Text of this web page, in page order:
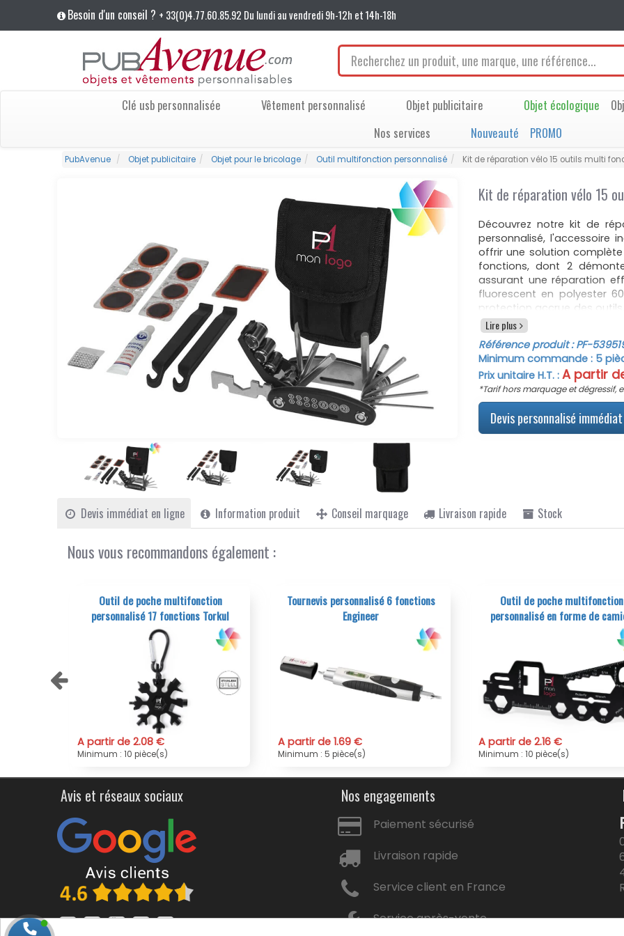
Besoin d'un conseil ? + 33(0)4.77.60.85.92 Du lundi au vendredi 9h-12h et 14h-18h
Clé usb personnalisée Vêtement personnalisé Objet publicitaire Objet écologique
Nos services
Nouveauté PROMO
PubAvenue Objet publicitaire Objet pour le bricolage Outil multifonction personnalisé Kit de réparation vélo 15 outils multi
Kit de réparation vélo 15
Découvrez notre kit de
personnalisé, l'accessoire
offrir une solution
fonctions, dont 2
assurant une réparation
fluorescent en polyester
protection accrue des
votre vélo, assurant ainsi
Ce kit de réparation vélo
mais également par son
logo ou un texte sur l'étui
manière originale et
l'agréable, en offrant un
entreprise.
Avec un excellent
Lire plus
Référence produit :PF-
Minimum commande : 5
Prix unitaire H.T. : A partir
*Tarif hors marquage et dégressif,
Devis personnalisé
Devis immédiat en ligne Information produit Conseil marquage Livraison rapide Stock
Nous vous recommandons également :
Tournevis personnalisé 6 fonctions
Engineer
A partir de 1.69 €
Minimum : 5 pièce(s)
Outil de poche multifonction
personnalisé en forme de camion
A partir de 2.16 €
Minimum : 10 pièce(s)
Outil de bricolage de poche
multifonction personnalisable
A partir de 1.38 €
Minimum : 10 pièce(s)
Avis et réseaux sociaux Nos engagements
Paiement sécurisé
Livraison rapide
Service client en France
Service après-vente